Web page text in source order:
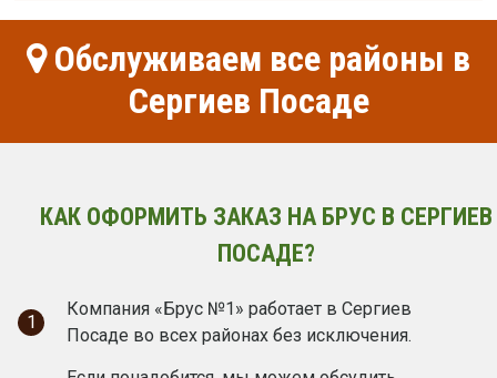
Обслуживаем все районы в
Сергиев Посаде
КАК ОФОРМИТЬ ЗАКАЗ НА БРУС В СЕРГИЕВ
ПОСАДЕ?
1
Компания «Брус №1» работает в Сергиев
Посаде во всех районах без исключения.